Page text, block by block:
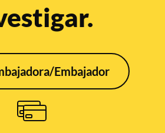
Embajador